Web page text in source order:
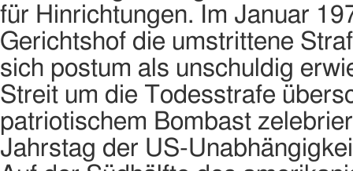
für Hinrichtungen. Im Januar
Gerichtshof die umstrittene
sich postum als unschuldig
Streit um die Todesstrafe
patriotischem Bombast
Jahrstag der US-